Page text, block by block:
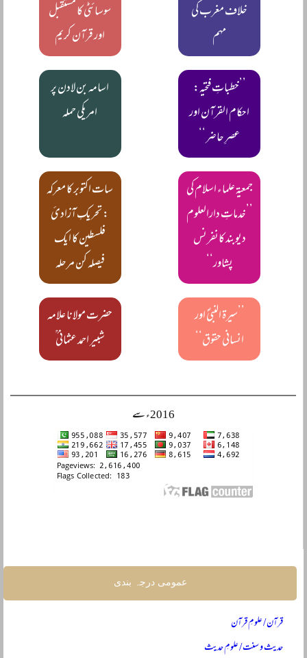
خلاف مغرب کی
مہم
سوسائٹی کا مستقبل
اور قرآن کریم
’’خطباتِ فتحیہ:
احکام القرآن اور
عصرِ حاضر‘‘
اسامہ بن لادن پر
امریکی حملہ
جمعیۃ علماء اسلام کی
’’خدماتِ دارالعلوم
دیوبند کانفرنس
پشاور‘‘
سات اکتوبر کا معرکہ
: تحریکِ آزادئ
فلسطین کا ایک
فیصلہ کن مرحلہ
’’سیرۃ النبیؐ اور
انسانی حقوق‘‘
حضرت مولانا علامہ
شبیر احمد عثمانی ؒ
2016ء سے
عمومی درجہ بندی
قرآن / علومِ قرآن
حدیث و سنت / علومِ حدیث